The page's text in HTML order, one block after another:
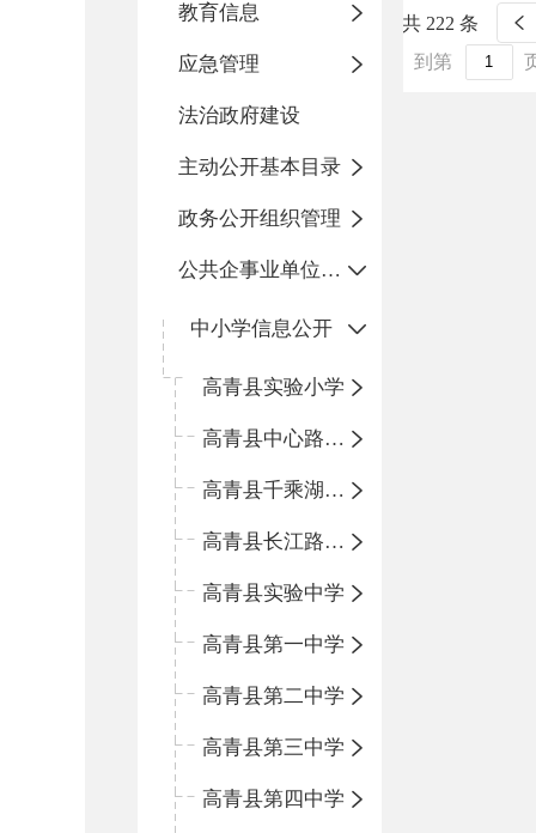
教育信息
应急管理
法治政府建设
主动公开基本目录
政务公开组织管理
公共企事业单位信息公开
中小学信息公开
高青县实验小学
高青县中心路小学
高青县千乘湖小学
高青县长江路小学
高青县实验中学
高青县第一中学
高青县第二中学
高青县第三中学
高青县第四中学
共 222 条
到第